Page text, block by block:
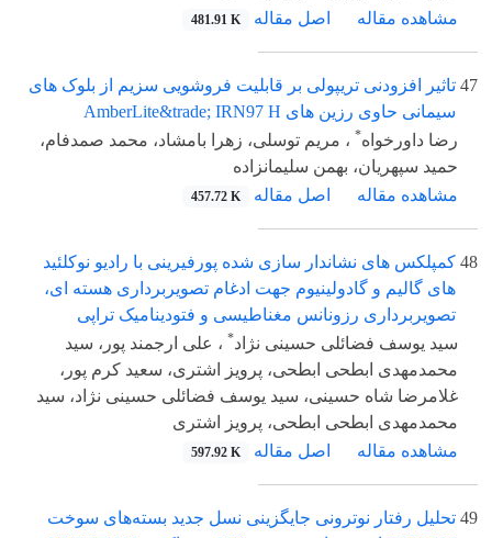
مشاهده مقاله اصل مقاله 481.91 K
47 تاثیر افزودنی تریپولی بر قابلیت فروشویی سزیم از بلوک های
سیمانی حاوی رزین های AmberLite&trade; IRN97 H
رضا داورخواه* ، مریم توسلی، زهرا بامشاد، محمد صمدفام،
حمید سپهریان، بهمن سلیمانزاده
مشاهده مقاله
اصل مقاله 457.72 K
48 کمپلکس های نشاندار سازی شده پورفیرینی با رادیو نوکلئید
های گالیم و گادولینیوم جهت ادغام تصویربرداری هسته ای،
تصویربرداری رزونانس مغناطیسی و فتودینامیک تراپی
سید یوسف فضائلی حسینی نژاد* ، علی ارجمند پور، سید
محمدمهدی ابطحی ابطحی، پرویز اشتری، سعید کرم پور،
غلامرضا شاه حسینی، سید یوسف فضائلی حسینی نژاد، سید
محمدمهدی ابطحی ابطحی، پرویز اشتری
مشاهده مقاله
اصل مقاله 597.92 K
49 تحلیل رفتار نوترونی جایگزینی نسل جدید بسته‌های سوخت